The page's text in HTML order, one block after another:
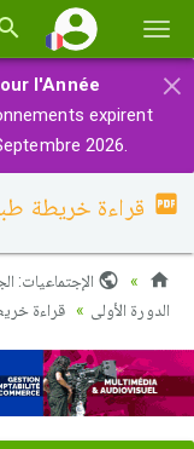
la×
l'Année
expirent
2026.
قراءة خريطة
الإجتماعيات:
الدورة الأولى
قراءة